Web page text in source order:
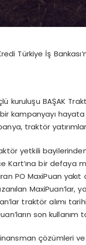
Türkiye İş
kuruluşu BAŞAK
kampanyayı
traktör
yetkili
Kart’ına bir defaya
PO MaxiPuan
MaxiPuan’lar,
traktör alımı
son
çözümleri